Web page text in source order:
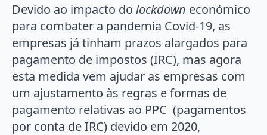
Devido ao impacto do lockdown económico
para combater a pandemia Covid-19, as
empresas já tinham prazos alargados para
pagamento de impostos (IRC), mas agora
esta medida vem ajudar as empresas com
um ajustamento às regras e formas de
pagamento relativas ao PPC (pagamentos
por conta de IRC) devido em 2020,